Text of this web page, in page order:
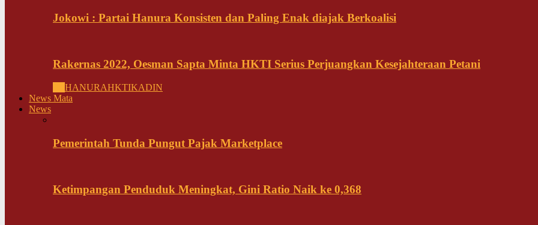
Jokowi : Partai Hanura Konsisten dan Paling Enak diajak Berkoalisi
Rakernas 2022, Oesman Sapta Minta HKTI Serius Perjuangkan Kesejahteraan Petani
HANURAHKTIKADIN
News Mata
News
Pemerintah Tunda Pungut Pajak Marketplace
Ketimpangan Penduduk Meningkat, Gini Ratio Naik ke 0,368